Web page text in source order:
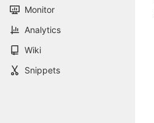
Monitor
Analytics
Wiki
Snippets